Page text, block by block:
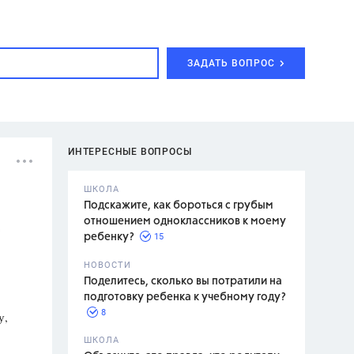
ЗАДАТЬ ВОПРОС
ИНТЕРЕСНЫЕ ВОПРОСЫ
ШКОЛА
Подскажите, как бороться с грубым
отношением одноклассников к моему
ребенку?
15
НОВОСТИ
Поделитесь, сколько вы потратили на
подготовку ребенка к учебному году?
8
ШКОЛА